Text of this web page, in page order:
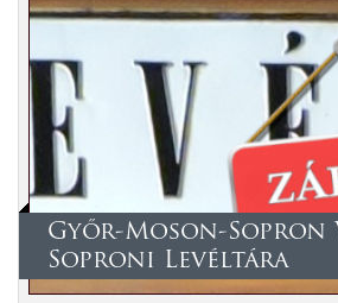
Győr-Moson-Sopron
Soproni Levéltára